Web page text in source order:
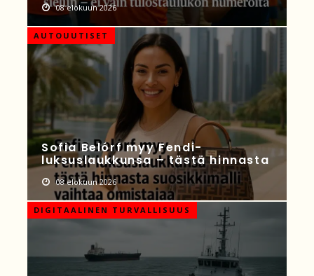
08 elokuun 2026
AUTOUUTISET
Sofia Belórf myy Fendi-
luksuslaukkunsa – tästä hinnasta
08 elokuun 2026
DIGITAALINEN TURVALLISUUS